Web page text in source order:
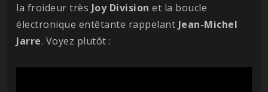
la froideur très Joy Division et la boucle
électronique entêtante rappelant Jean-Michel
Jarre. Voyez plutôt :